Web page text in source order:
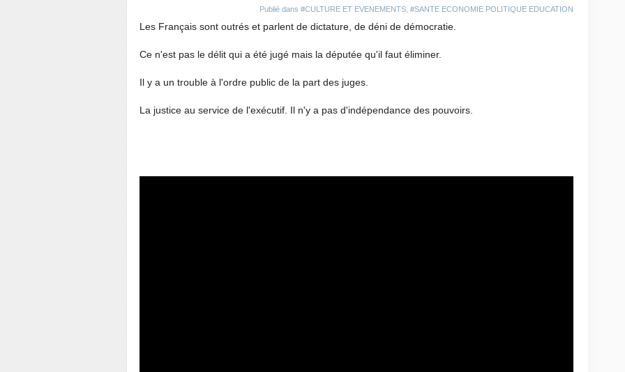
Publié dans #CULTURE ET EVENEMENTS #SANTE ECONOMIE POLITIQUE EDUCATION
Les Français sont outrés et parlent de dictature, de déni de démocratie.
Ce n'est pas le délit qui a été jugé mais la députée qu'il faut éliminer.
Il y a un trouble à l'ordre public de la part des juges.
La justice au service de l'exécutif. Il n'y a pas d'indépendance des pouvoirs.